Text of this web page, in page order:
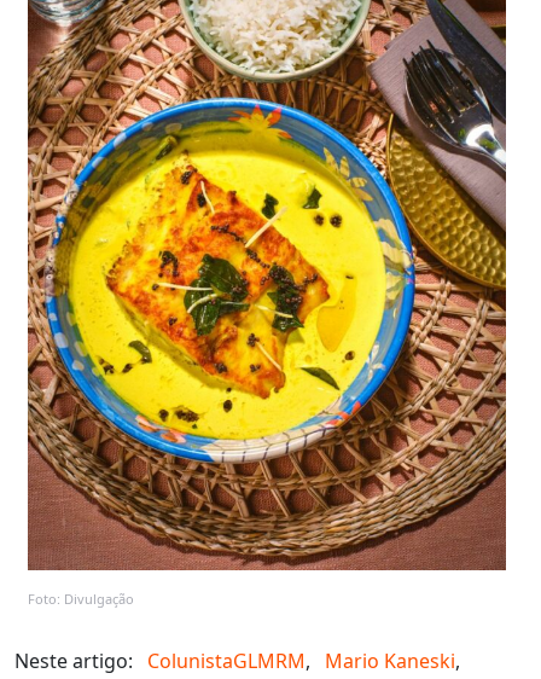
Foto: Divulgação
Neste artigo: ColunistaGLMRM, Mario Kaneski,